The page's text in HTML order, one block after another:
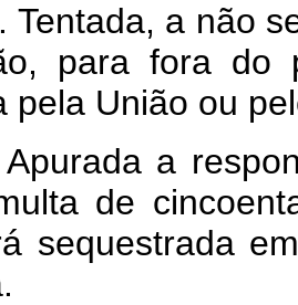
Tentada, a não
para fora do
pela União ou
Apurada a
de
sequestrada